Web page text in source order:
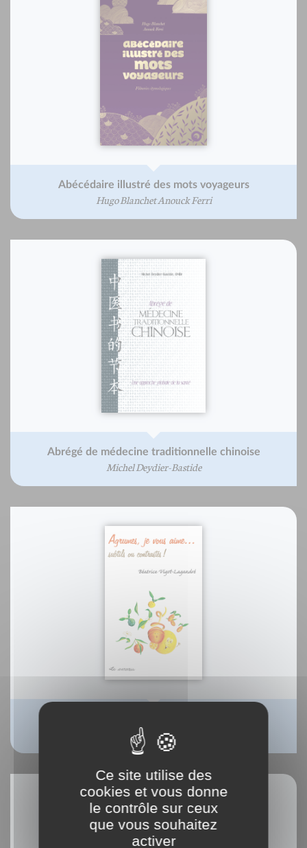
Abécédaire illustré des mots voyageurs
Hugo Blanchet Anouck Ferri
Abrégé de médecine traditionnelle chinoise
Michel Deydier-Bastide
Béatrice Vigot-Lagandré
Ce site utilise des
cookies et vous donne
le contrôle sur ceux
que vous souhaitez
activer